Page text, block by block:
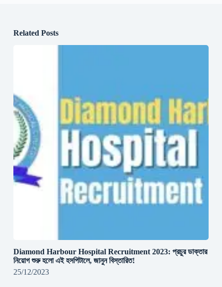
Related Posts
Diamond Harbour Hospital Recruitment 2023: প্রচুর ডাক্তার
নিয়োগ শুরু হলো এই হসপিটালে, জানুন বিস্তারিত!
25/12/2023